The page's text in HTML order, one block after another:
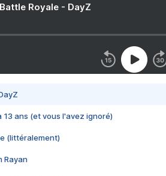
Royale - DayZ
13 ans (et vous l'avez ignoré)
(littéralement)
Rayan